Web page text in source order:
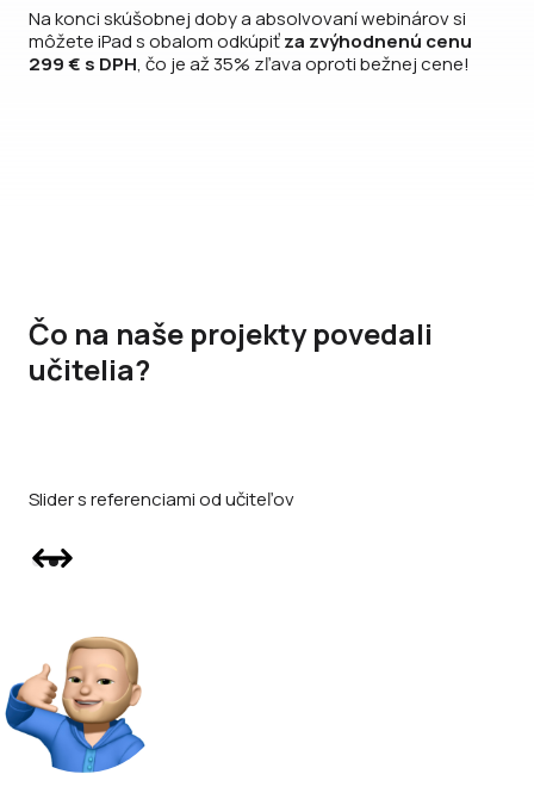
Na konci skúšobnej doby a absolvovaní webinárov si
môžete iPad s obalom odkúpiťza zvýhodnenú cenu
299 € s DPH, čo je až 35% zľava oproti bežnej cene!
Čo na naše projekty povedali
učitelia?
Slider s referenciami od učiteľov